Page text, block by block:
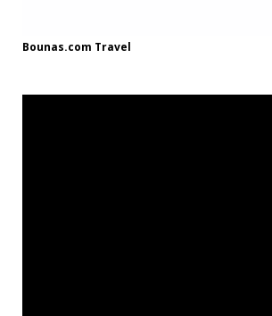
Bounas.com Travel